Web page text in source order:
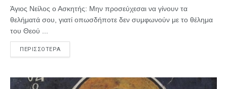
Άγιος Νείλος ο Ασκητής: Μην προσεύχεσαι να γίνουν τα
θελήματά σου, γιατί οπωσδήποτε δεν συμφωνούν με το θέλημα
του Θεού ...
ΠΕΡΙΣΣΟΤΕΡΑ